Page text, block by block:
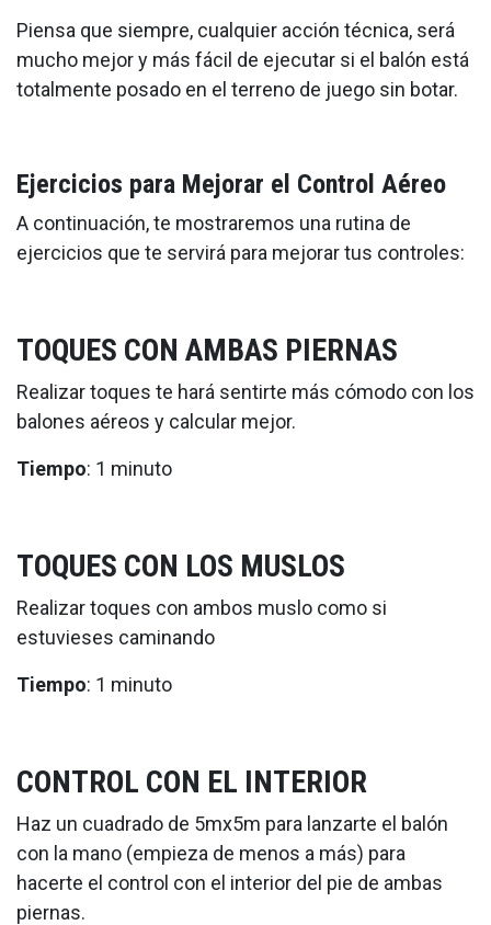
Piensa que siempre, cualquier acción técnica, será
mucho mejor y más fácil de ejecutar si el balón está
totalmente posado en el terreno de juego sin botar.
Ejercicios para Mejorar el Control Aéreo
A continuación, te mostraremos una rutina de
ejercicios que te servirá para mejorar tus controles:
TOQUES CON AMBAS PIERNAS
Realizar toques te hará sentirte más cómodo con los
balones aéreos y calcular mejor.
Tiempo: 1 minuto
TOQUES CON LOS MUSLOS
Realizar toques con ambos muslo como si
estuvieses caminando
Tiempo: 1 minuto
CONTROL CON EL INTERIOR
Haz un cuadrado de 5mx5m para lanzarte el balón
con la mano (empieza de menos a más) para
hacerte el control con el interior del pie de ambas
piernas.